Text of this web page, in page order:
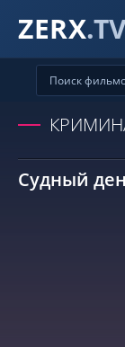
ZERX
Судный